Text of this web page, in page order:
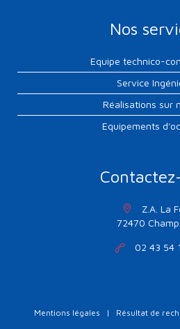
Nos
Equipe technico-
Service
Réalisations sur
Equipements
Z.A. La
72470
02 43 54
Mentions légales | Résultat de